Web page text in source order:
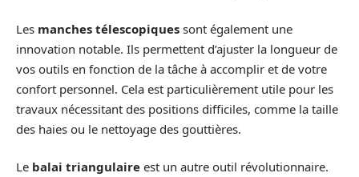
Les manches télescopiques sont également une
innovation notable. Ils permettent d’ajuster la longueur de
vos outils en fonction de la tâche à accomplir et de votre
confort personnel. Cela est particulièrement utile pour les
travaux nécessitant des positions difficiles, comme la taille
des haies ou le nettoyage des gouttières.
Le balai triangulaire est un autre outil révolutionnaire.